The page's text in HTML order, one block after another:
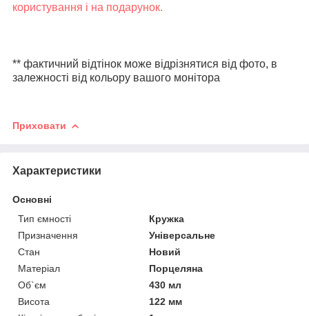
користування і на подарунок.
** фактичний відтінок може відрізнятися від фото, в
залежності від кольору вашого монітора
Приховати
Характеристики
Основні
Тип ємності
Кружка
Призначення
Універсальне
Стан
Новий
Матеріал
Порцеляна
Об`єм
430 мл
Висота
122 мм